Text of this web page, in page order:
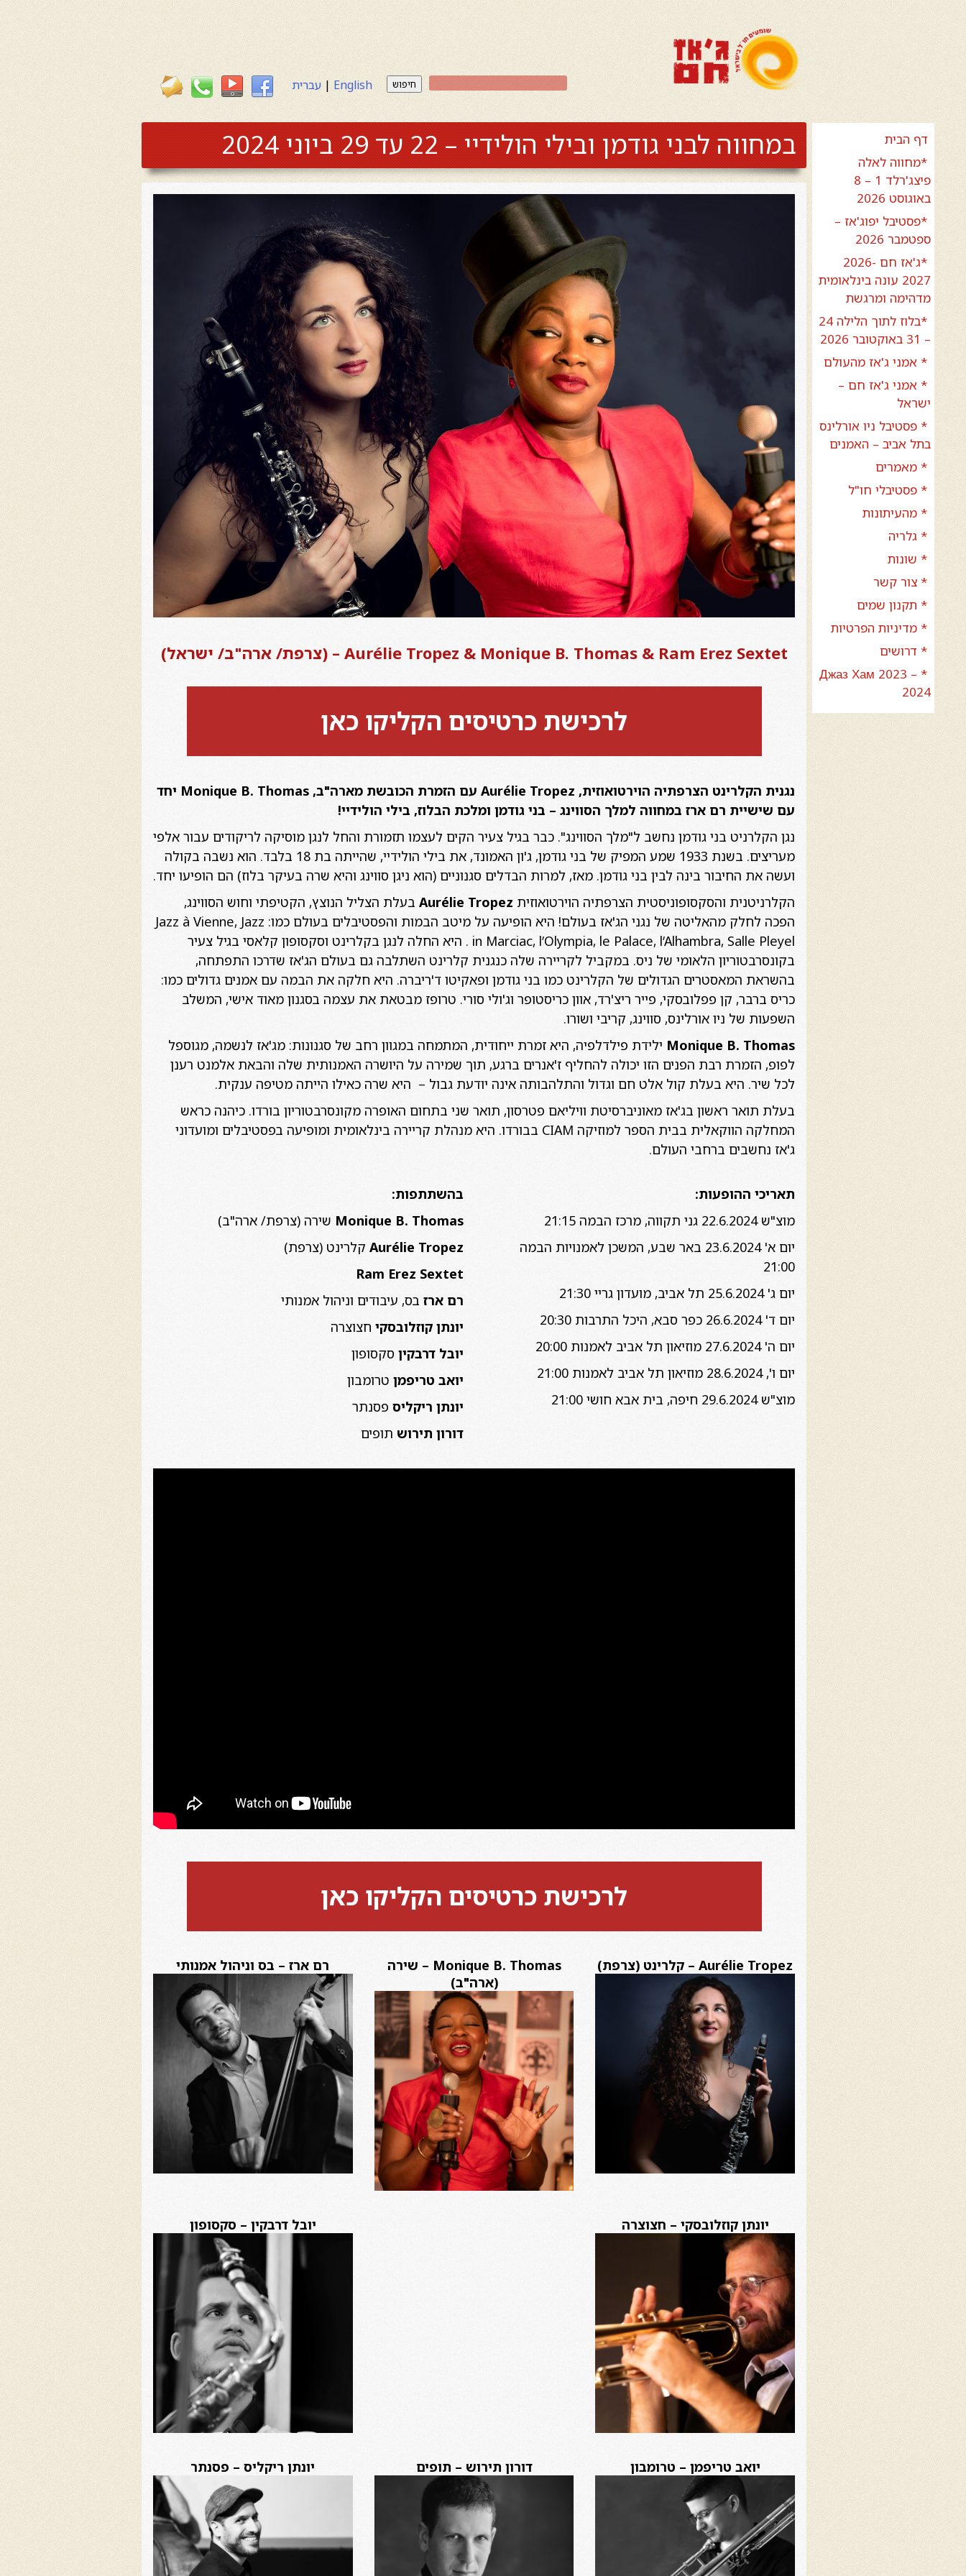
English
|עברית חיפוש
דף הבית
*מחווה לאלה
פיצג'רלד 1 – 8
באוגוסט 2026
*פסטיבל יפוג'אז –
ספטמבר 2026
*ג'אז חם 2026-
2027 עונה בינלאומית
מדהימה ומרגשת
*בלוז לתוך הלילה 24
– 31 באוקטובר 2026
* אמני ג'אז מהעולם
* אמני ג'אז חם –
ישראל
* פסטיבל ניו אורלינס
בתל אביב – האמנים
* מאמרים
* פסטיבלי חו"ל
* מהעיתונות
* גלריה
* שונות
* צור קשר
* תקנון שמים
* מדיניות הפרטיות
* דרושים
* Джаз Хам 2023 –
2024
במחווה לבני גודמן ובילי הולידיי – 22 עד 29 ביוני 2024
Aurélie Tropez & Monique B. Thomas & Ram Erez Sextet – (צרפת/ ארה"ב/ ישראל)
לרכישת כרטיסים הקליקו כאן
נגנית הקלרינט הצרפתיה הוירטואוזית, Aurélie Tropez עם הזמרת הכובשת מארה"ב, Monique B. Thomas יחד
עם שישיית רם ארז במחווה למלך הסווינג – בני גודמן ומלכת הבלוז, בילי הולידיי!
נגן הקלרניט בני גודמן נחשב ל"מלך הסווינג". כבר בגיל צעיר הקים לעצמו תזמורת והחל לנגן מוסיקה לריקודים עבור אלפי
מעריצים. בשנת 1933 שמע המפיק של בני גודמן, ג'ון האמונד, את בילי הולידיי, שהייתה בת 18 בלבד. הוא נשבה בקולה
ועשה את החיבור בינה לבין בני גודמן. מאז, למרות הבדלים סגנוניים (הוא ניגן סווינג והיא שרה בעיקר בלוז) הם הופיעו יחד.
הקלרניטנית והסקסופוניסטית הצרפתיה הוירטואוזית
בעלת הצליל הנוצץ, הקטיפתי וחוש הסווינג,
הפכה לחלק מהאליטה של נגני ​​הג'אז בעולם! היא הופיעה על מיטב הבמות והפסטיבלים בעולם כמו: Jazz à Vienne, Jazz
in Marciac, l’Olympia, le Palace, l’Alhambra, Salle Pleyel . היא החלה לנגן בקלרינט וסקסופון קלאסי בגיל צעיר
בקונסרבטוריון הלאומי של ניס. במקביל לקריירה שלה כנגנית קלרינט השתלבה גם בעולם הג'אז שדרכו התפתחה,
בהשראת המאסטרים הגדולים של הקלרינט כמו בני גודמן ופאקיטו ד'ריברה. היא חלקה את הבמה עם אמנים גדולים כמו:
כריס ברבר, קן פפלובסקי, פייר ריצ'רד, אוון כריסטופר וג'ולי סורי. טרופז מבטאת את עצמה בסגנון מאוד אישי, המשלב
השפעות של ניו אורלינס, סווינג, קריבי ושורו.
Monique B. Thomas ילידת פילדלפיה, היא זמרת ייחודית, המתמחה במגוון רחב של סגנונות: מג'אז לנשמה, מגוספל
לפופ, הזמרת רבת הפנים הזו יכולה להחליף ז'אנרים ברגע, תוך שמירה על היושרה האמנותית שלה והבאת אלמנט רענן
לכל שיר. היא בעלת קול אלט חם וגדול והתלהבותה אינה יודעת גבול – היא שרה כאילו הייתה מטיפה ענקית.
בעלת תואר ראשון בג'אז מאוניברסיטת וויליאם פטרסון, תואר שני בתחום האופרה מקונסרבטוריון בורדו. כיהנה כראש
המחלקה הווקאלית בבית הספר למוזיקה CIAM בבורדו. היא מנהלת קריירה בינלאומית ומופיעה בפסטיבלים ומועדוני
ג'אז נחשבים ברחבי העולם.
בהשתתפות:
Monique B. Thomas שירה (צרפת/ ארה"ב)
Aurélie Tropez קלרינט (צרפת)
Ram Erez Sextet
רם ארז בס, עיבודים וניהול אמנותי
יונתן קוזלובסקי חצוצרה
יובל דרבקין סקסופון
יואב טריפמן טרומבון
יונתן ריקליס פסנתר
דורון תירוש תופים
תאריכי ההופעות:
מוצ"ש 22.6.2024 גני תקווה, מרכז הבמה 21:15
יום א' 23.6.2024 באר שבע, המשכן לאמנויות הבמה
21:00
יום ג' 25.6.2024 תל אביב, מועדון גריי 21:30
יום ד' 26.6.2024 כפר סבא, היכל התרבות 20:30
יום ה' 27.6.2024 מוזיאון תל אביב לאמנות 20:00
יום ו', 28.6.2024 מוזיאון תל אביב לאמנות 21:00
מוצ"ש 29.6.2024 חיפה, בית אבא חושי 21:00
לרכישת כרטיסים הקליקו כאן
Aurélie Tropez – קלרינט (צרפת)
Monique B. Thomas – שירה
(ארה"ב)
רם ארז – בס וניהול אמנותי
יונתן קוזלובסקי – חצוצרה יובל דרבקין – סקסופון
יואב טריפמן – טרומבון דורון תירוש – תופים יונתן ריקליס – פסנתר